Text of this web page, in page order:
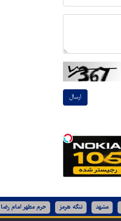
ارسال
مشهد تنگه هرمز حرم مطهر امام